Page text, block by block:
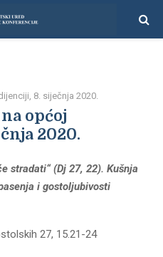
8. siječnja 2020.
općoj
2020.
stradati“ (Dj 27, 22). Kušnja
i gostoljubivosti
27, 15.21-24